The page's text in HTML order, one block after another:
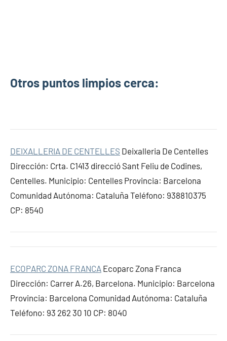
Otros puntos limpios cerca:
DEIXALLERIA DE CENTELLES Deixalleria De Centelles
Dirección: Crta. C1413 direcció Sant Feliu de Codines,
Centelles. Municipio: Centelles Provincia: Barcelona
Comunidad Autónoma: Cataluña Teléfono: 938810375
CP: 8540
ECOPARC ZONA FRANCA Ecoparc Zona Franca
Dirección: Carrer A.26, Barcelona. Municipio: Barcelona
Provincia: Barcelona Comunidad Autónoma: Cataluña
Teléfono: 93 262 30 10 CP: 8040